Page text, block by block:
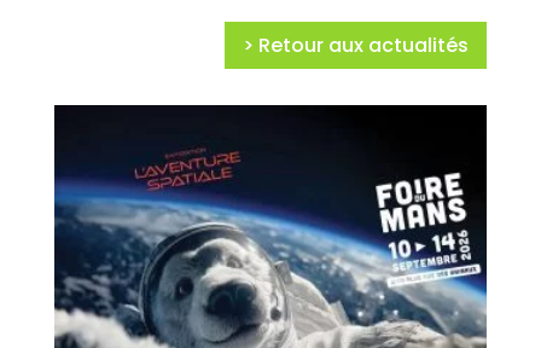
> Retour aux actualités